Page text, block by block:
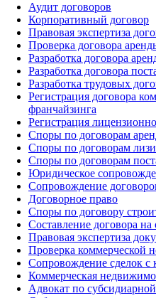
Аудит договоров
Корпоративный договор
Правовая экспертиза
Проверка договора
Разработка договора
Разработка договора
Разработка трудовых
Регистрация договора
франчайзинга
Регистрация
Споры по договорам
Споры по договорам
Споры по договорам
Юридическое
Сопровождение
Договорное право
Споры по договору
Составление договора на
Правовая экспертиза
Проверка коммерческой
Сопровождение сделок
Коммерческая
Адвокат по